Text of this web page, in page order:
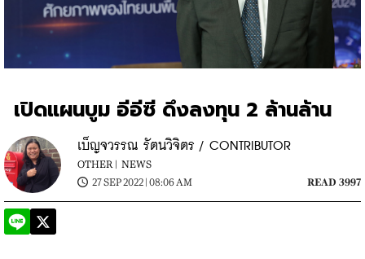
เปิดแผนบูม อีอีซี ดึงลงทุน 2 ล้านล้าน
เบ็ญจวรรณ รัตนวิจิตร / CONTRIBUTOR
OTHER | NEWS
27 SEP 2022 | 08:06 AM
READ 3997